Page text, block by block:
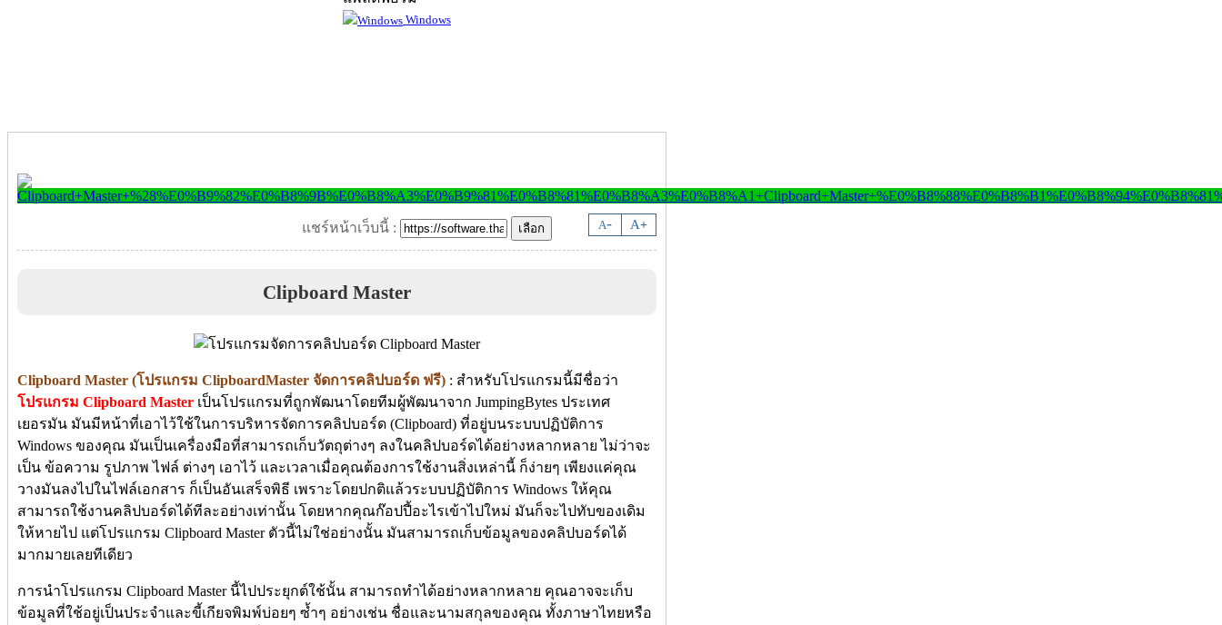
Windows
A- A+
แชร์หน้าเว็บนี้ :
Clipboard Master
Clipboard Master (โปรแกรม ClipboardMaster จัดการคลิปบอร์ด ฟรี) : สำหรับโปรแกรมนี้มีชื่อว่า
โปรแกรม Clipboard Master เป็นโปรแกรมที่ถูกพัฒนาโดยทีมผู้พัฒนาจาก JumpingBytes ประเทศ
เยอรมัน มันมีหน้าที่เอาไว้ใช้ในการบริหารจัดการคลิปบอร์ด (Clipboard) ที่อยู่บนระบบปฏิบัติการ
Windows ของคุณ มันเป็นเครื่องมือที่สามารถเก็บวัตถุต่างๆ ลงในคลิปบอร์ดได้อย่างหลากหลาย ไม่ว่าจะ
เป็น ข้อความ รูปภาพ ไฟล์ ต่างๆ เอาไว้ และเวลาเมื่อคุณต้องการใช้งานสิ่งเหล่านี้ ก็ง่ายๆ เพียงแค่คุณ
วางมันลงไปในไฟล์เอกสาร ก็เป็นอันเสร็จพิธี เพราะโดยปกติแล้วระบบปฏิบัติการ Windows ให้คุณ
สามารถใช้งานคลิปบอร์ดได้ทีละอย่างเท่านั้น โดยหากคุณก๊อปปี้อะไรเข้าไปใหม่ มันก็จะไปทับของเดิม
ให้หายไป แต่โปรแกรม Clipboard Master ตัวนี้ไม่ใช่อย่างนั้น มันสามารถเก็บข้อมูลของคลิปบอร์ดได้
มากมายเลยทีเดียว
การนำโปรแกรม Clipboard Master นี้ไปประยุกต์ใช้นั้น สามารถทำได้อย่างหลากหลาย คุณอาจจะเก็บ
ข้อมูลที่ใช้อยู่เป็นประจำและขี้เกียจพิมพ์บ่อยๆ ซ้ำๆ อย่างเช่น ชื่อและนามสกุลของคุณ ทั้งภาษาไทยหรือ